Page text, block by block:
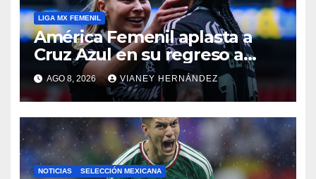
LIGA MX FEMENIL
América Femenil aplasta a
Cruz Azul en su regreso a
casa
AGO 8, 2026 VIANEY HERNÁNDEZ
NOTICIAS SELECCIÓN MEXICANA